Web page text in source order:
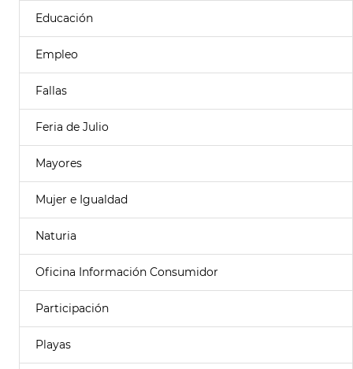
Educación
Empleo
Fallas
Feria de Julio
Mayores
Mujer e Igualdad
Naturia
Oficina Información Consumidor
Participación
Playas